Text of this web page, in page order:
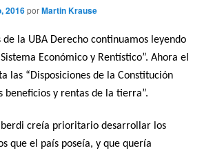
2016porMartin Krause
de la UBA Derecho continuamos leyendo
Económico y Rentístico”. Ahora el
las “Disposiciones de la Constitución
beneficios y rentas de la tierra”.
creía prioritario desarrollar los
que el país poseía, y que quería